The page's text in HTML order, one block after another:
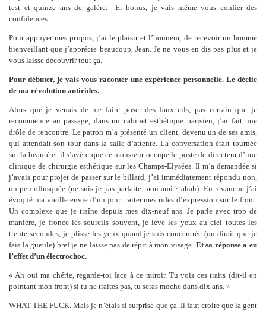
test et quinze ans de galère. Et bonus, je vais même vous confier des
confidences.
Pour appuyer mes propos, j’ai le plaisir et l’honneur, de recevoir un homme
bienveillant que j’apprécie beaucoup, Jean. Je ne vous en dis pas plus et je
vous laisse découvrir tout ça.
Pour débuter, je vais vous raconter une expérience personnelle. Le déclic
de ma révolution antirides.
Alors que je venais de me faire poser des faux cils, pas certain que je
recommence au passage, dans un cabinet esthétique parisien, j’ai fait une
drôle de rencontre. Le patron m’a présenté un client, devenu un de ses amis,
qui attendait son tour dans la salle d’attente. La conversation était tournée
sur la beauté et il s’avère que ce monsieur occupe le poste de directeur d’une
clinique de chirurgie esthétique sur les Champs-Elysées. Il m’a demandée si
j’avais pour projet de passer sur le billard, j’ai immédiatement répondu non,
un peu offusquée (ne suis-je pas parfaite mon ami ? ahah). En revanche j’ai
évoqué ma vieille envie d’un jour traiter mes rides d’expression sur le front.
Un complexe que je traîne depuis mes dix-neuf ans. Je parle avec trop de
manière, je fronce les sourcils souvent, je lève les yeux au ciel toutes les
trente secondes, je plisse les yeux quand je suis concentrée (on dirait que je
fais la gueule) bref je ne laisse pas de répit à mon visage. Et sa réponse a eu
l’effet d’un électrochoc.
« Ah oui ma chérie, regarde-toi face à ce miroir. Tu vois ces traits (dit-il en
pointant mon front) si tu ne traites pas, tu seras moche dans dix ans. »
WHAT THE FUCK. Mais je n’étais si surprise que ça. Il faut croire que la gent